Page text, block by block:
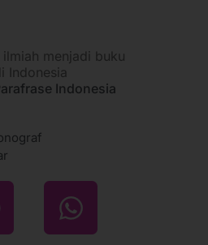
menjadi buku
Indonesia
Indonesia